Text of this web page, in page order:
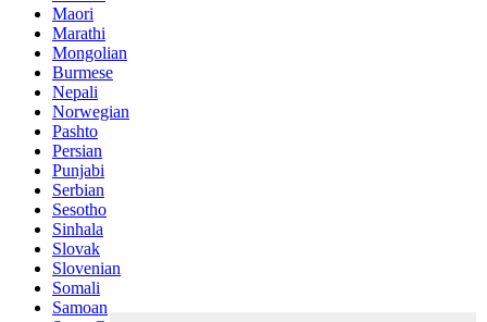
Maori
Marathi
Mongolian
Burmese
Nepali
Norwegian
Pashto
Persian
Punjabi
Serbian
Sesotho
Sinhala
Slovak
Slovenian
Somali
Samoan